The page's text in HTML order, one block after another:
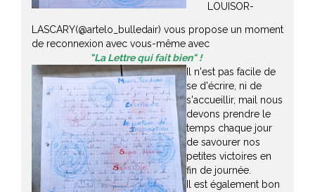
LOUISOR-
LASCARY(@artelo_bulledair) vous propose un moment
de reconnexion avec vous-même avec
"La Lettre qui fait bien" !
Il n'est pas facile de
se d'écrire, ni de
s'accueillir, mail nous
devons prendre le
temps chaque jour
de savourer nos
petites victoires en
fin de journée.
Il est également bon